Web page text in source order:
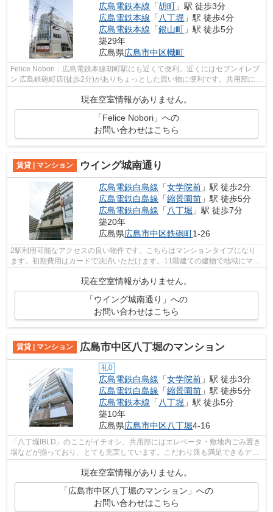
広島電鉄本線 「胡町 」駅 徒歩3分
広島電鉄本線 「八丁堀 」駅 徒歩4分
広島電鉄本線 「銀山町 」駅 徒歩5分
築29年
広島県広島市中区幟町
Felice Nobori：広島電鉄本線胡町駅にも近くて便利。近くにはセブンイレブ
ン 広島鉄砲町店(徒歩2分)がありちょっとした買い物に便利です。共用部には
現在空室情報がありません。
「Felice Nobori」への
お問い合わせはこちら
賃貸 | マンション ウイング城南通り
広島電鉄白島線 「女学院前 」駅 徒歩2分
広島電鉄白島線 「縮景園前 」駅 徒歩5分
広島電鉄白島線 「八丁堀 」駅 徒歩7分
築20年
広島県広島市中区鉄砲町1-26
2駅利用可能なアクセスの良い物件です。こちらはマンションタイプになり
ます。初期費用はカードで決済いただけます。11階建ての建物で地域にマッ
チした物件。当社スタッフが地域の賃貸...
現在空室情報がありません。
「ウイング城南通り」への
お問い合わせはこちら
賃貸 | マンション 広島市中区八丁堀のマンション
礼0
広島電鉄白島線 「女学院前 」駅 徒歩3分
広島電鉄白島線 「縮景園前 」駅 徒歩5分
広島電鉄本線 「八丁堀 」駅 徒歩5分
築10年
広島県広島市中区八丁堀4-16
「八丁堀IBLD」のここがイチオシ。共用部にはエレベータ・敷地内ごみ置き
場などが揃っており、とても充実しています。こだわり派も満足できるデザ
現在空室情報がありません。
「広島市中区八丁堀のマンション」への
お問い合わせはこちら